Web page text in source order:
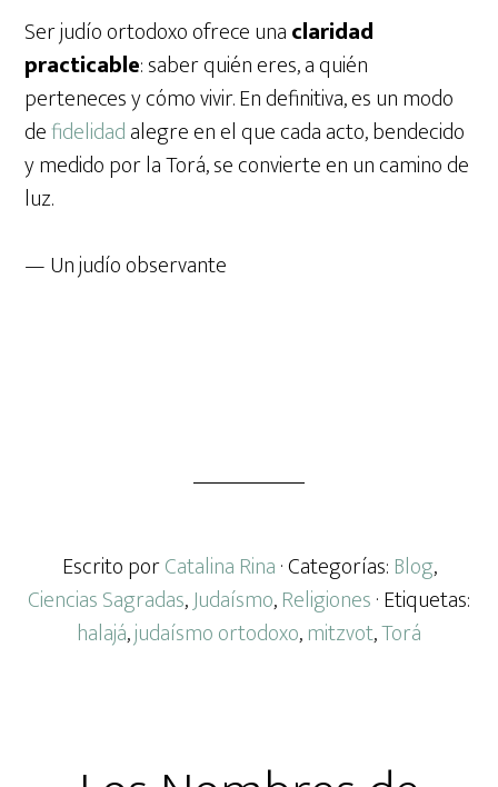
Ser judío ortodoxo ofrece unaclaridad
practicable: saber quién eres, a quién
perteneces y cómo vivir. En definitiva, es un modo
defidelidadalegre en el que cada acto, bendecido
y medido por la Torá, se convierte en un camino de
luz.
— Un judío observante
Escrito porCatalina Rina· Categorías: Blog,
Ciencias Sagradas,Judaísmo,Religiones· Etiquetas:
halajá,judaísmo ortodoxo,mitzvot,Torá